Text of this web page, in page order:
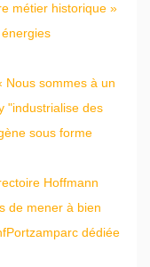
métier historique »
Nous sommes à un
"industrialise des
sous forme
Hoffmann
de mener à bien
dédiée